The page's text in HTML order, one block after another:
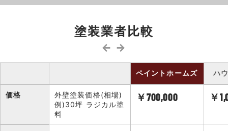
塗装業者比較
← →
ペイントホームズ ハ
価格
外壁塗装価格(相場)
例)30坪 ラジカル塗
料
￥700,000 ￥